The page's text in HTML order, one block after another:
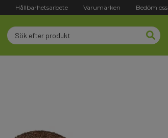
Hållbarhetsarbete Varumärken Bedöm oss